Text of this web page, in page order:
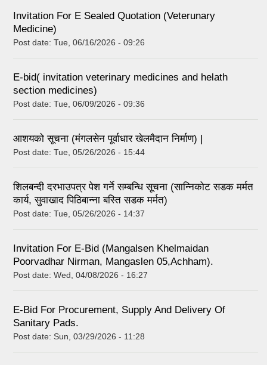
Invitation For E Sealed Quotation (Veterunary
Medicine)
Post date: Tue, 06/16/2026 - 09:26
E-bid( invitation veterinary medicines and helath
section medicines)
Post date: Tue, 06/09/2026 - 09:36
आशयको सूचना (मंगलसेन पूर्वाधार खेलमैदान निर्माण) |
Post date: Tue, 05/26/2026 - 15:44
शिलबन्दी दरभाउपत्र पेश गर्ने सम्बन्धि सूचना (सान्निकोट सडक मर्मत
कार्य, सुवाखाद पिठिबान्ना बस्ति सडक मर्मत)
Post date: Tue, 05/26/2026 - 14:37
Invitation For E-Bid (Mangalsen Khelmaidan
Poorvadhar Nirman, Mangaslen 05,Achham).
Post date: Wed, 04/08/2026 - 16:27
E-Bid For Procurement, Supply And Delivery Of
Sanitary Pads.
Post date: Sun, 03/29/2026 - 11:28